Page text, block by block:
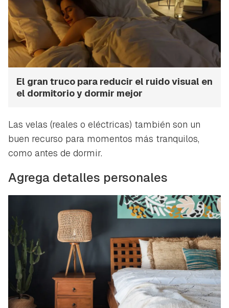
El gran truco para reducir el ruido visual en
el dormitorio y dormir mejor
Las velas (reales o eléctricas) también son un
buen recurso para momentos más tranquilos,
como antes de dormir.
Agrega detalles personales